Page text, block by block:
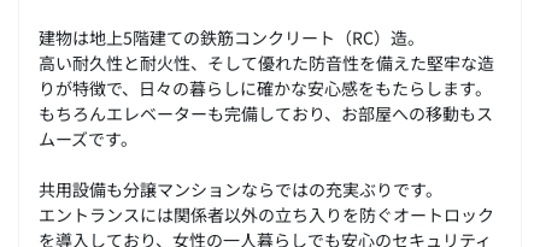
建物は地上5階建ての鉄筋コンクリート（RC）造。
高い耐久性と耐火性、そして優れた防音性を備えた堅牢な造
りが特徴で、日々の暮らしに確かな安心感をもたらします。
もちろんエレベーターも完備しており、お部屋への移動もス
ムーズです。
共用設備も分譲マンションならではの充実ぶりです。
エントランスには関係者以外の立ち入りを防ぐオートロック
を導入しており、女性の一人暮らしでも安心のセキュリティ